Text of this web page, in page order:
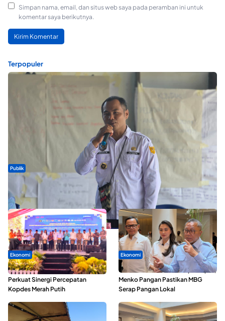
Simpan nama, email, dan situs web saya pada peramban ini untuk
komentar saya berikutnya.
Terpopuler
Publik
ABDESI Morotai Apresiasi Penyaluran ADD Rp3,13 Miliar untuk
88 Desa
Ekonomi
Seminar di Ternate, Mendes
Perkuat Sinergi Percepatan
Kopdes Merah Putih
Ekonomi
SPPG di Maluku Utara Dipercepat,
Menko Pangan Pastikan MBG
Serap Pangan Lokal